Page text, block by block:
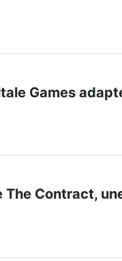
Games
The Contract,